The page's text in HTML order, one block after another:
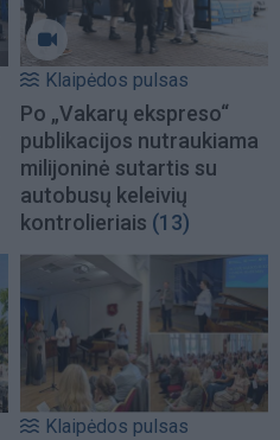
Klaipėdos pulsas
Po „Vakarų ekspreso“
publikacijos nutraukiama
milijoninė sutartis su
autobusų keleivių
kontrolieriais (13)
Klaipėdos pulsas